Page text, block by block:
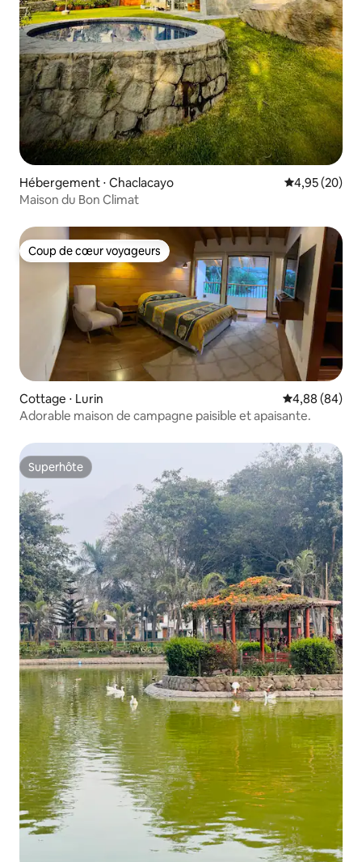
Hébergement ⋅ Chaclacayo Évaluation
4,95 (20)
Maison du Bon Climat
Coup de cœur voyageurs
Coup de cœur voyageurs
Cottage ⋅ Lurin Évaluation
4,88 (84)
Adorable maison de campagne paisible et apaisante.
Superhôte
Superhôte